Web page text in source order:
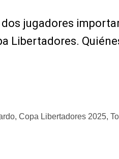
jugadores
Libertadores.